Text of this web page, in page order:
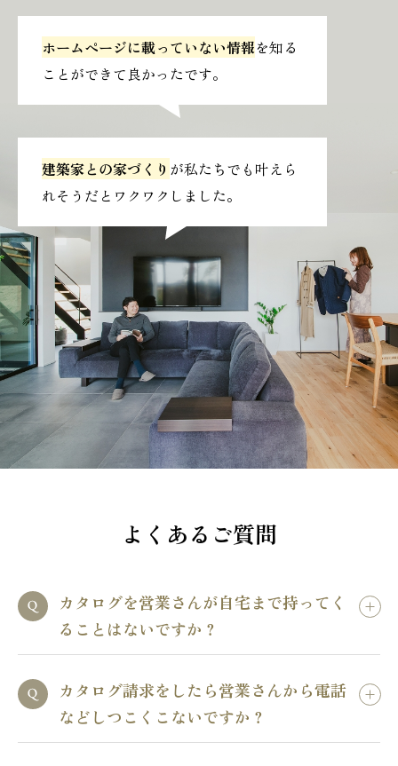
建築家との家づくり が私たちでも叶えら
れそうだとワクワクしました。
ホームページに載っていない情報を知る
ことができて良かったです。
よくあるご質問
カタログを営業さんが自宅まで持ってく
ることはないですか？
カタログ請求をしたら営業さんから電話
などしつこくこないですか？